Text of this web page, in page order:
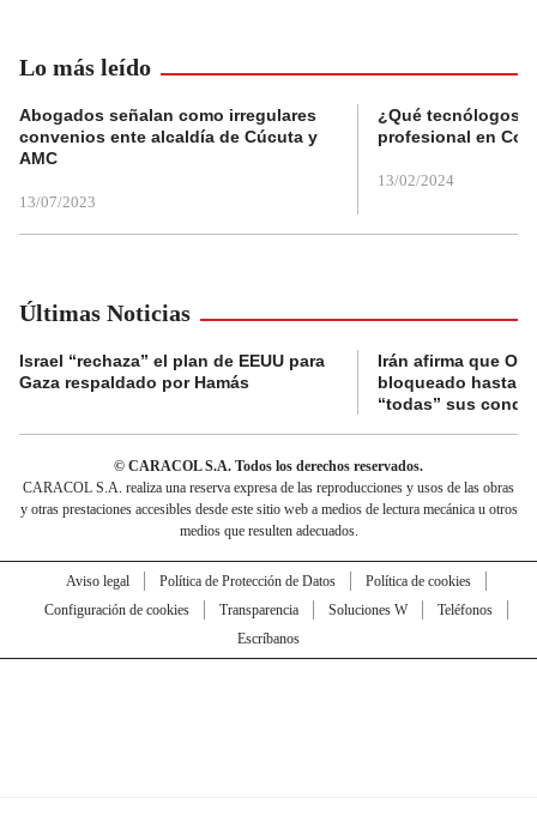
Lo más leído
Abogados señalan como irregulares
convenios ente alcaldía de Cúcuta y
AMC
13/07/2023
¿Qué tecnólogos
profesional en
13/02/2024
Últimas Noticias
Israel “rechaza” el plan de EEUU para
Gaza respaldado por Hamás
Irán afirma que
bloqueado hasta
“todas” sus
© CARACOL S.A. Todos los derechos reservados.
CARACOL S.A. realiza una reserva expresa de las reproducciones y usos de las obras
y otras prestaciones accesibles desde este sitio web a medios de lectura mecánica u otros
medios que resulten adecuados.
Aviso legal Política de Protección de Datos
Política de cookies
Configuración de cookies
Transparencia Soluciones W
Teléfonos
Escríbanos